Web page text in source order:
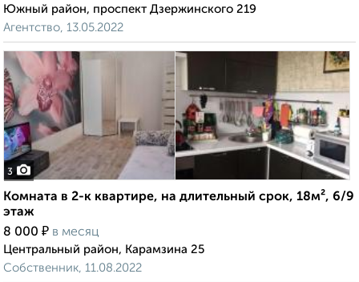
Южный район, проспект Дзержинского 219
Агентство, 13.05.2022
3
Комната в 2-к квартире, на длительный срок, 18м², 6/9
этаж
8 000 ₽ в месяц
Центральный район, Карамзина 25
Собственник, 11.08.2022